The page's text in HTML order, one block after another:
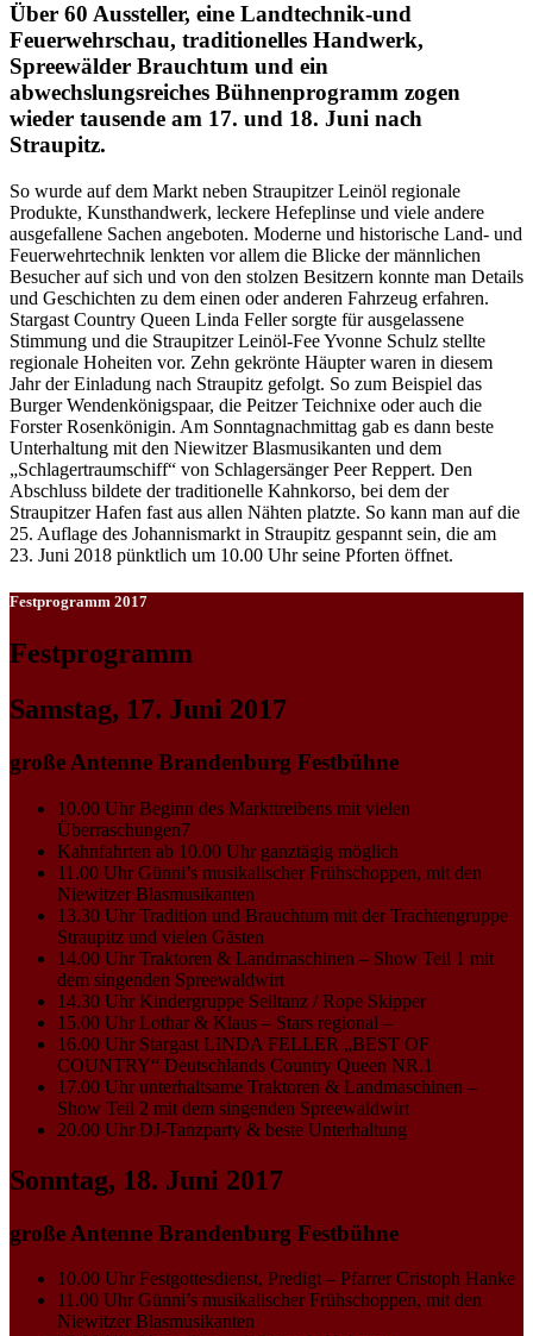
Über 60 Aussteller, eine Landtechnik-und
Feuerwehrschau, traditionelles Handwerk,
Spreewälder Brauchtum und ein
abwechslungsreiches Bühnenprogramm zogen
wieder tausende am 17. und 18. Juni nach
Straupitz.
So wurde auf dem Markt neben Straupitzer Leinöl regionale
Produkte, Kunsthandwerk, leckere Hefeplinse und viele andere
ausgefallene Sachen angeboten. Moderne und historische Land- und
Feuerwehrtechnik lenkten vor allem die Blicke der männlichen
Besucher auf sich und von den stolzen Besitzern konnte man Details
und Geschichten zu dem einen oder anderen Fahrzeug erfahren.
Stargast Country Queen Linda Feller sorgte für ausgelassene
Stimmung und die Straupitzer Leinöl-Fee Yvonne Schulz stellte
regionale Hoheiten vor. Zehn gekrönte Häupter waren in diesem
Jahr der Einladung nach Straupitz gefolgt. So zum Beispiel das
Burger Wendenkönigspaar, die Peitzer Teichnixe oder auch die
Forster Rosenkönigin. Am Sonntagnachmittag gab es dann beste
Unterhaltung mit den Niewitzer Blasmusikanten und dem
„Schlagertraumschiff“ von Schlagersänger Peer Reppert. Den
Abschluss bildete der traditionelle Kahnkorso, bei dem der
Straupitzer Hafen fast aus allen Nähten platzte. So kann man auf die
25. Auflage des Johannismarkt in Straupitz gespannt sein, die am
23. Juni 2018 pünktlich um 10.00 Uhr seine Pforten öffnet.
Festprogramm 2017
Festprogramm
Samstag, 17. Juni 2017
große Antenne Brandenburg Festbühne
10.00 Uhr Beginn des Markttreibens mit vielen
Überraschungen7
Kahnfahrten ab 10.00 Uhr ganztägig möglich
11.00 Uhr Günni’s musikalischer Frühschoppen, mit den
Niewitzer Blasmusikanten
13.30 Uhr Tradition und Brauchtum mit der Trachtengruppe
Straupitz und vielen Gästen
14.00 Uhr Traktoren & Landmaschinen – Show Teil 1 mit
dem singenden Spreewaldwirt
14.30 Uhr Kindergruppe Seiltanz / Rope Skipper
15.00 Uhr Lothar & Klaus – Stars regional –
16.00 Uhr Stargast LINDA FELLER „BEST OF
COUNTRY“ Deutschlands Country Queen NR.1
17.00 Uhr unterhaltsame Traktoren & Landmaschinen –
Show Teil 2 mit dem singenden Spreewaldwirt
20.00 Uhr DJ-Tanzparty & beste Unterhaltung
Sonntag, 18. Juni 2017
große Antenne Brandenburg Festbühne
10.00 Uhr Festgottesdienst, Predigt – Pfarrer Cristoph Hanke
11.00 Uhr Günni’s musikalischer Frühschoppen, mit den
Niewitzer Blasmusikanten